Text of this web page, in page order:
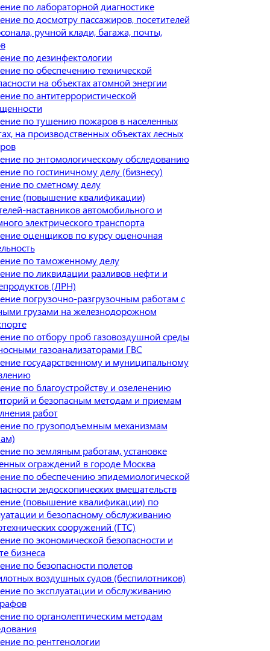
по лабораторной диагностике
по досмотру пассажиров, посетителей
ручной клади, багажа, почты,
по дезинфектологии
по обеспечению технической
на объектах атомной энергии
по антитеррористической
по тушению пожаров в населенных
на производственных объектах лесных
по энтомологическому обследованию
по гостиничному делу (бизнесу)
по сметному делу
(повышение квалификации)
наставников автомобильного и
электрического транспорта
оценщиков по курсу оценочная
по таможенному делу
по ликвидации разливов нефти и
(ЛРН)
погрузочно-разгрузочным работам с
грузами на железнодорожном
по отбору проб газовоздушной среды
газоанализаторами ГВС
государственному и муниципальному
по благоустройству и озеленению
и безопасным методам и приемам
работ
по грузоподъемным механизмам
по земляным работам, установке
ограждений в городе Москва
по обеспечению эпидемиологической
эндоскопических вмешательств
(повышение квалификации) по
и безопасному обслуживанию
сооружений (ГТС)
по экономической безопасности и
бизнеса
по безопасности полетов
воздушных судов (беспилотников)
по эксплуатации и обслуживанию
по органолептическим методам
по рентгенологии